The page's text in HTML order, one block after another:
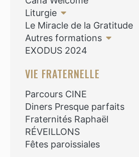
Liturgie
Le Miracle de la Gratitude
Autres formations
EXODUS 2024
VIE FRATERNELLE
Parcours CINE
Diners Presque parfaits
Fraternités Raphaël
RÉVEILLONS
Fêtes paroissiales